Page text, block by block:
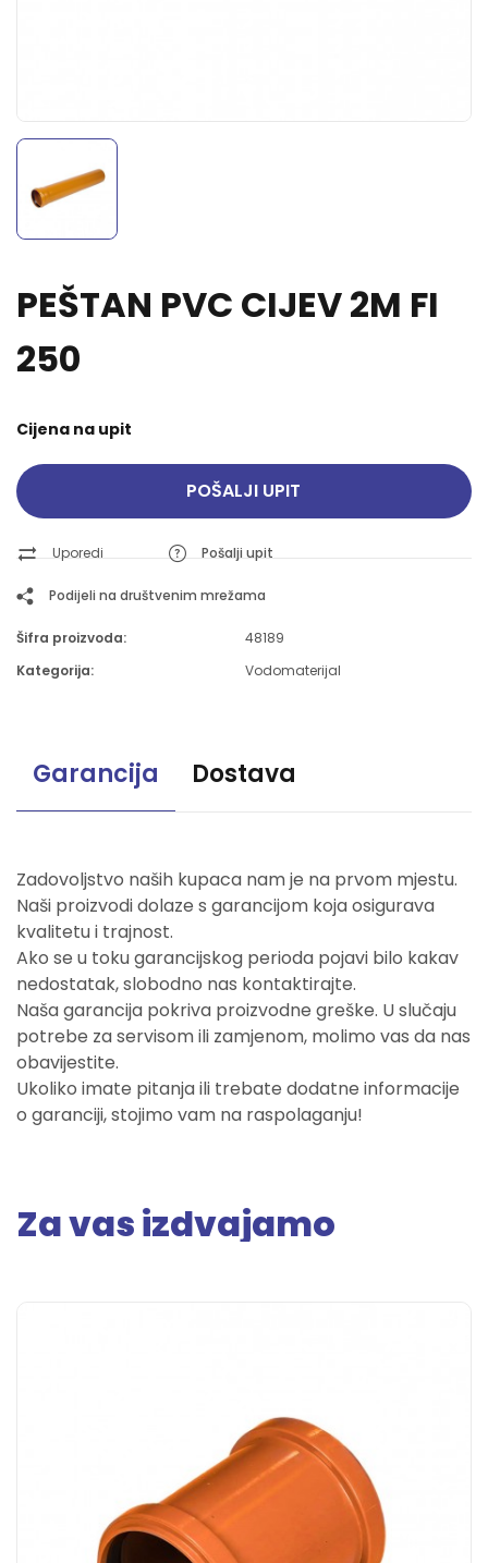
PEŠTAN PVC CIJEV 2M FI
250
Cijena na upit
POŠALJI UPIT
Uporedi Pošalji upit
Podijeli na društvenim mrežama
Šifra proizvoda:
48189
Kategorija:
Vodomaterijal
Garancija Dostava
Zadovoljstvo naših kupaca nam je na prvom mjestu.
Naši proizvodi dolaze s garancijom koja osigurava
kvalitetu i trajnost.
Ako se u toku garancijskog perioda pojavi bilo kakav
nedostatak, slobodno nas kontaktirajte.
Naša garancija pokriva proizvodne greške. U slučaju
potrebe za servisom ili zamjenom, molimo vas da nas
obavijestite.
Ukoliko imate pitanja ili trebate dodatne informacije
o garanciji, stojimo vam na raspolaganju!
Za vas izdvajamo